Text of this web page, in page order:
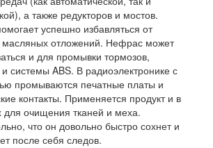
а также редукторов и мостов.
успешно избавляться от
масляных отложений. Нефрас может
и для промывки тормозов,
системы ABS. В радиоэлектронике с
промываются печатные платы и
контакты. Применяется продукт и в
для очищения тканей и меха.
что он довольно быстро сохнет и
после себя следов.